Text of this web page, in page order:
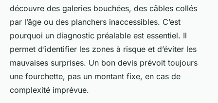
découvre des galeries bouchées, des câbles collés
par l’âge ou des planchers inaccessibles. C’est
pourquoi un diagnostic préalable est essentiel. Il
permet d’identifier les zones à risque et d’éviter les
mauvaises surprises. Un bon devis prévoit toujours
une fourchette, pas un montant fixe, en cas de
complexité imprévue.